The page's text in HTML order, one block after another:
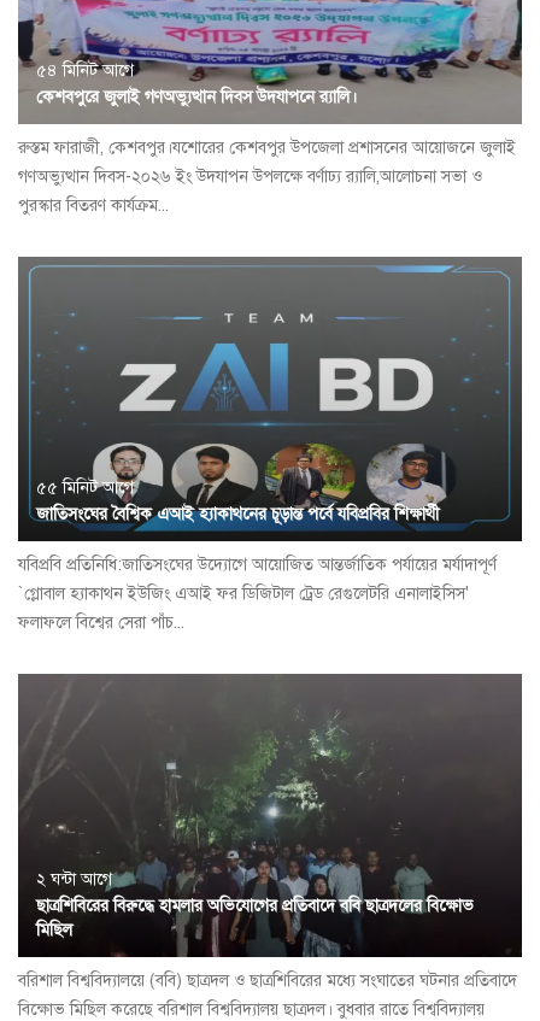
৫৪ মিনিট আগে
কেশবপুরে জুলাই গণঅভ্যুত্থান দিবস উদযাপনে র‍্যালি।
রুস্তম ফারাজী, কেশবপুর।যশোরের কেশবপুর উপজেলা প্রশাসনের আয়োজনে জুলাই
গণঅভ্যুত্থান দিবস-২০২৬ ইং উদযাপন উপলক্ষে বর্ণাঢ্য র‍্যালি,আলোচনা সভা ও
পুরস্কার বিতরণ কার্যক্রম...
৫৫ মিনিট আগে
জাতিসংঘের বৈশ্বিক এআই হ্যাকাথনের চূড়ান্ত পর্বে যবিপ্রবির শিক্ষার্থী
যবিপ্রবি প্রতিনিধি:জাতিসংঘের উদ্যোগে আয়োজিত আন্তর্জাতিক পর্যায়ের মর্যাদাপূর্ণ
`গ্লোবাল হ্যাকাথন ইউজিং এআই ফর ডিজিটাল ট্রেড রেগুলেটরি এনালাইসিস'
ফলাফলে বিশ্বের সেরা পাঁচ...
২ ঘন্টা আগে
ছাত্রশিবিরের বিরুদ্ধে হামলার অভিযোগের প্রতিবাদে ববি ছাত্রদলের বিক্ষোভ
মিছিল
বরিশাল বিশ্ববিদ্যালয়ে (ববি) ছাত্রদল ও ছাত্রশিবিরের মধ্যে সংঘাতের ঘটনার প্রতিবাদে
বিক্ষোভ মিছিল করেছে বরিশাল বিশ্ববিদ্যালয় ছাত্রদল। বুধবার রাতে বিশ্ববিদ্যালয়